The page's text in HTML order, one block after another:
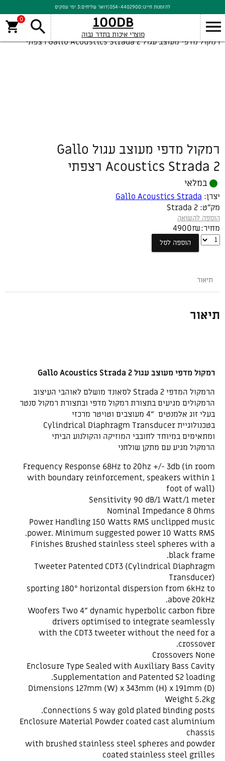
להזמנות חייגו:054-4402900
|דואר שליחים:3 ימי עסקים
100DB
מוצרי איכות בתדר גבוה
0
רמקול מדפי מעוצב עגול Gallo Acoustics Strada 2 רצפתי
רמקול מדפי מעוצב עגול Gallo
Acoustics Strada 2 רצפתי
במלאי
יצרן: Gallo Acoustics Strada
מק"ט: Strada 2
הוספה להשואה
מחיר: 4900₪
רמקול
Gallo
Acoustics
2
הוספה לסל
תיאור
תיאור
רמקול מדפי מעוצב עגול Gallo Acoustics Strada 2
הרמקול המדפי Strada 2 לסאונד מושלם לאוהבי העיצוב
הרמקולים מגיעים בתצורת רמקול מדפי ובתצורת רמקול סנטר
בעלי זוג אלמנטים “4 מעוצבים וטויטר מרכזי
בטכנולוגיית Cylindrical Diaphragm Transducer
ומתאימים במיוחד לחובבי המוזיקה והקולנוע הביתי
הרמקול מגיע עם מתקן שולחני
Frequency Response 68Hz to 20hz +/- 3db (in room
with boundary reinforcement, speakers within 1
foot of wall)
Sensitivity 90 dB/1 Watt/1 meter
Nominal Impedance 8 Ohms
Power Handling 150 Watts RMS unclipped music
power. Minimum suggested power 10 Watts RMS.
Finishes Brushed stainless steel spheres with a
black frame.
Tweeter Patented CDT3 (Cylindrical Diaphragm
Transducer)
sporting 180° horizontal dispersion from 6kHz to
above 20kHz.
Woofers Two 4” dynamic hyperbolic carbon fibre
drivers optimised to integrate seamlessly
with the CDT3 tweeter without the need for a
crossover.
Crossovers None
Enclosure Type Sealed with Auxiliary Bass Cavity
Supplementation and Patented S2 loading.
Dimensions 127mm (W) x 343mm (H) x 191mm (D)
Weight 5.2kg
Connections 5 way gold plated binding posts.
Enclosure Material Powder coated cast aluminium
chassis
with brushed stainless steel spheres and powder
coated stainless steel grilles